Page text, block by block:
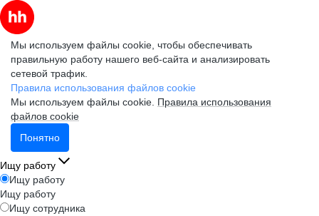
Мы используем файлы cookie, чтобы обеспечивать
правильную работу нашего веб-сайта и анализировать
сетевой трафик.
Правила использования файлов cookie
Мы используем файлы cookie. Правила использования
файлов cookie
Понятно
Ищу работу
Ищу работу
Ищу работу
Ищу сотрудника